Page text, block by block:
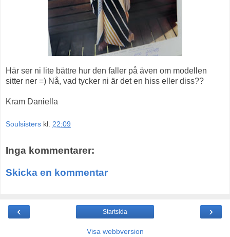
Här ser ni lite bättre hur den faller på även om modellen
sitter ner =) Nå, vad tycker ni är det en hiss eller diss??
Kram Daniella
Soulsisters kl. 22:09
Inga kommentarer:
Skicka en kommentar
‹ ›
Startsida
Visa webbversion